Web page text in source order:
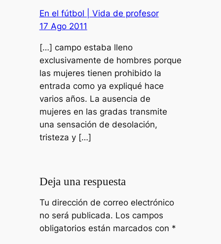
En el fútbol | Vida de profesor
17 Ago 2011
[…] campo estaba lleno
exclusivamente de hombres porque
las mujeres tienen prohibido la
entrada como ya expliqué hace
varios años. La ausencia de
mujeres en las gradas transmite
una sensación de desolación,
tristeza y […]
Deja una respuesta
Tu dirección de correo electrónico
no será publicada. Los campos
obligatorios están marcados con *